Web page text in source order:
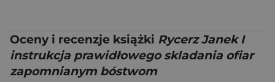
Oceny i recenzje książki Rycerz Janek I
instrukcja prawidłowego skladania ofiar
zapomnianym bóstwom